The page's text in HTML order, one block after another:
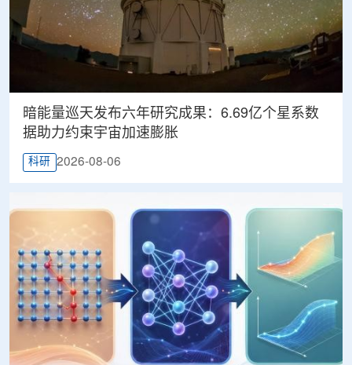
暗能量巡天发布六年研究成果：6.69亿个星系数
据助力约束宇宙加速膨胀
科研 2026-08-06